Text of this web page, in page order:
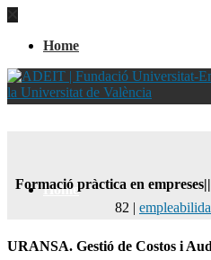
Home
Home
Formació pràctica en empreses||
82 |
URANSA. Gestió de Costos i